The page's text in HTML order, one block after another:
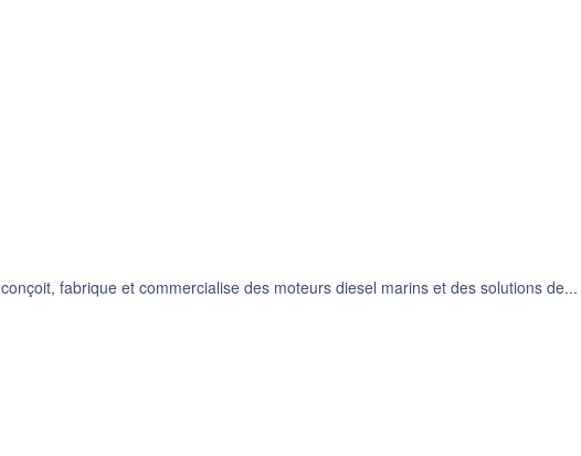
fabrique et commercialise des moteurs diesel marins et des solutions de...